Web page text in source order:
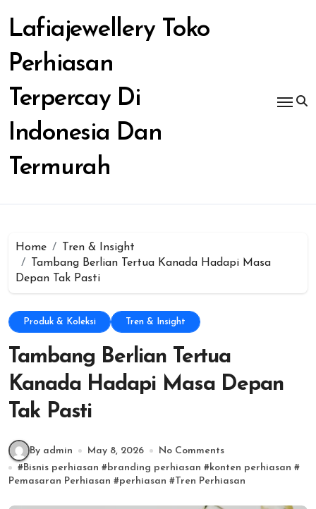
content
Lafiajewellery Toko
Perhiasan
Terpercay Di
Indonesia Dan
Termurah
Home
Tren & Insight
Tambang Berlian Tertua Kanada Hadapi Masa
Depan Tak Pasti
Produk & Koleksi Tren & Insight
Tambang Berlian Tertua
Kanada Hadapi Masa Depan
Tak Pasti
By admin May 8, 2026
No Comments
#Bisnis perhiasan #branding perhiasan #konten perhiasan #
Pemasaran Perhiasan #perhiasan #Tren Perhiasan